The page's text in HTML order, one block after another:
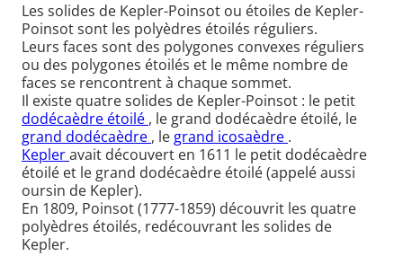
Les solides de Kepler-Poinsot ou étoiles de Kepler-
Poinsot sont les polyèdres étoilés réguliers.
Leurs faces sont des polygones convexes réguliers
ou des polygones étoilés et le même nombre de
faces se rencontrent à chaque sommet.
Il existe quatre solides de Kepler-Poinsot : le petit
dodécaèdre étoilé , le grand dodécaèdre étoilé, le
grand dodécaèdre , le grand icosaèdre .
Kepleravait découvert en 1611 le petit dodécaèdre
étoilé et le grand dodécaèdre étoilé (appelé aussi
oursin de Kepler).
En 1809, Poinsot (1777-1859) découvrit les quatre
polyèdres étoilés, redécouvrant les solides de
Kepler.